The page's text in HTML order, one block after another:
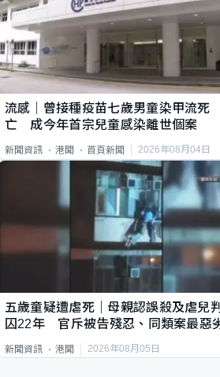
流感｜曾接種疫苗七歲男童染甲流死
亡 成今年首宗兒童感染離世個案
新聞資訊 港聞 首頁新聞 2026年08月04日
五歲童疑遭虐死｜母親認誤殺及虐兒
囚22年 官斥被告殘忍、同類案最惡
新聞資訊 港聞 2026年08月05日